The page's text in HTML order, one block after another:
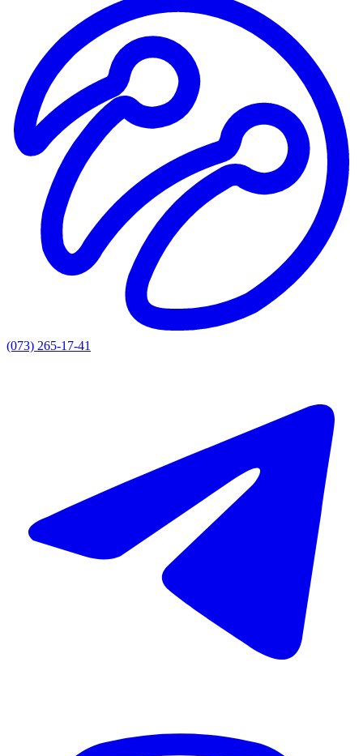
(073) 265-17-41